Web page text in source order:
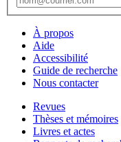
À propos
Aide
Accessibilité
Guide de recherche
Nous contacter
Revues
Thèses et mémoires
Livres et actes